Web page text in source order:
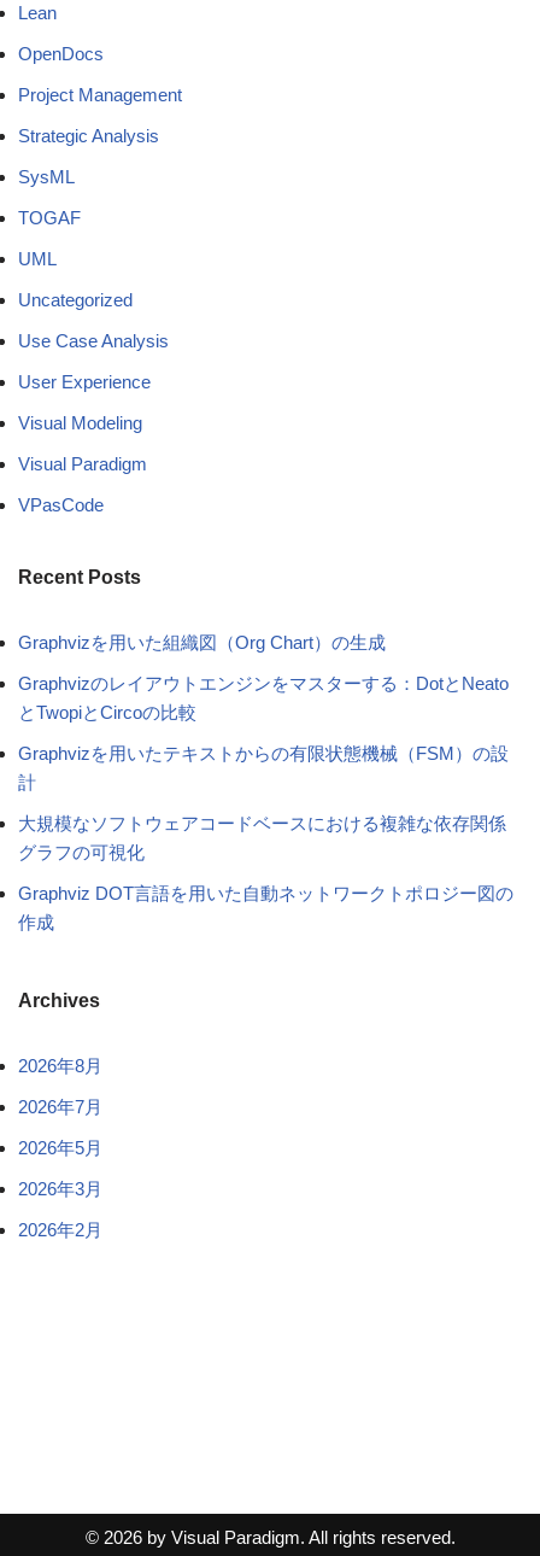
Lean
OpenDocs
Project Management
Strategic Analysis
SysML
TOGAF
UML
Uncategorized
Use Case Analysis
User Experience
Visual Modeling
Visual Paradigm
VPasCode
Recent Posts
Graphvizを用いた組織図（Org Chart）の生成
Graphvizのレイアウトエンジンをマスターする：DotとNeato
とTwopiとCircoの比較
Graphvizを用いたテキストからの有限状態機械（FSM）の設
計
大規模なソフトウェアコードベースにおける複雑な依存関係
グラフの可視化
Graphviz DOT言語を用いた自動ネットワークトポロジー図の
作成
Archives
2026年8月
2026年7月
2026年5月
2026年3月
2026年2月
© 2026 by Visual Paradigm. All rights reserved.